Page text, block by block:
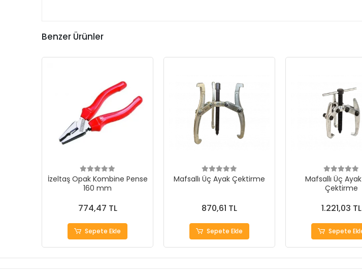
Benzer Ürünler
İzeltaş Opak Kombine Pense
160 mm
774,47 TL
Sepete Ekle
Mafsallı Üç Ayak Çektirme
870,61 TL
Sepete Ekle
Mafsallı Üç
Çektirme
1.221,03 TL
Sepete